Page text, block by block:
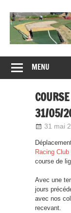
content
CLUB
MODELISME
TOMBLAINE
MENU
31/05/
31 mai
Racing
course de
Avec une
jours
avec nos
recevant.